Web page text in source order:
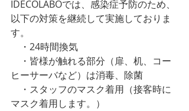
IDECOLABOでは、感染症予防のため、
以下の対策を継続して実施しておりま
す。
・24時間換気
・皆様が触れる部分（扉、机、コー
ヒーサーバなど）は消毒、除菌
・スタッフのマスク着用（接客時に
マスク着用します。）